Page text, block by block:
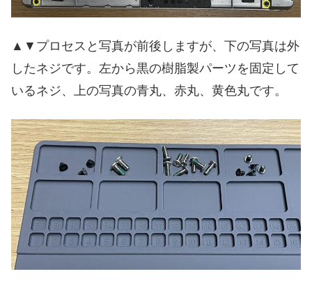
▲▼プロセスと写真が前後しますが、下の写真は外
したネジです。左から黒の樹脂製パーツを固定して
いるネジ、上の写真の青丸、赤丸、黄色丸です。